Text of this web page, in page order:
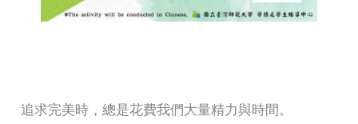
追求完美時，總是花費我們大量精力與時間。